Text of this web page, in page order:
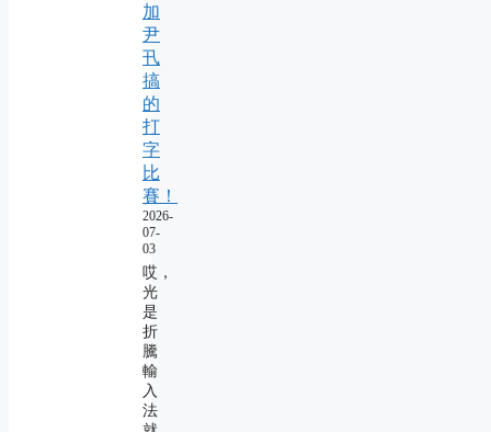
加
尹
卂
搞
的
打
字
比
賽！
2026-
07-
03
哎，
光
是
折
騰
輸
入
法